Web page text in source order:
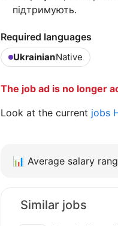
підтримують.
Required languages
UkrainianNative
The job ad is no longer
Look at the current jobs
📊 Average salary
Similar jobs